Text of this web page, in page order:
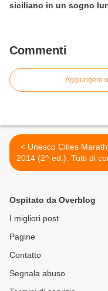
siciliano in un sogno
Commenti
Aggiungere
< Unesco Cities Marathon
2014 (2^ ed.). Tutti di
aspettando la
Ospitato da Overblog
I migliori post
Pagine
Contatto
Segnala abuso